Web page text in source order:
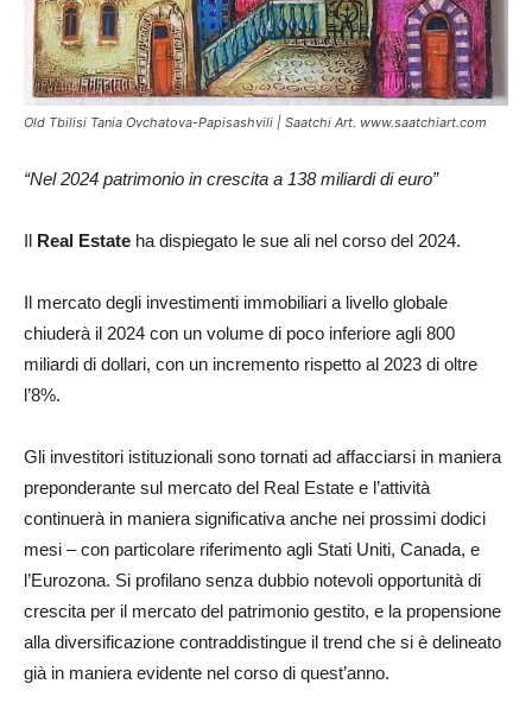
Old Tbilisi Tania Ovchatova-Papisashvili | Saatchi Art. www.saatchiart.com
“Nel 2024 patrimonio in crescita a 138 miliardi di euro”
Il Real Estate ha dispiegato le sue ali nel corso del 2024.
Il mercato degli investimenti immobiliari a livello globale
chiuderà il 2024 con un volume di poco inferiore agli 800
miliardi di dollari, con un incremento rispetto al 2023 di oltre
l’8%.
Gli investitori istituzionali sono tornati ad affacciarsi in maniera
preponderante sul mercato del Real Estate e l’attività
continuerà in maniera significativa anche nei prossimi dodici
mesi – con particolare riferimento agli Stati Uniti, Canada, e
l’Eurozona. Si profilano senza dubbio notevoli opportunità di
crescita per il mercato del patrimonio gestito, e la propensione
alla diversificazione contraddistingue il trend che si è delineato
già in maniera evidente nel corso di quest’anno.